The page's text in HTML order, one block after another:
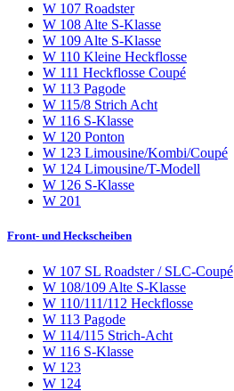
W 107 Roadster
W 108 Alte S-Klasse
W 109 Alte S-Klasse
W 110 Kleine Heckflosse
W 111 Heckflosse Coupé
W 113 Pagode
W 115/8 Strich Acht
W 116 S-Klasse
W 120 Ponton
W 123 Limousine/Kombi/Coupé
W 124 Limousine/T-Modell
W 126 S-Klasse
W 201
Front- und Heckscheiben
W 107 SL Roadster / SLC-Coupé
W 108/109 Alte S-Klasse
W 110/111/112 Heckflosse
W 113 Pagode
W 114/115 Strich-Acht
W 116 S-Klasse
W 123
W 124